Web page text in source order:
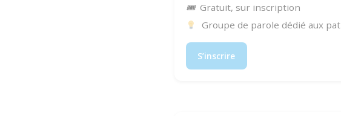
🎟 Gratuit, sur inscription
Groupe de parole dédié aux
S’inscrire